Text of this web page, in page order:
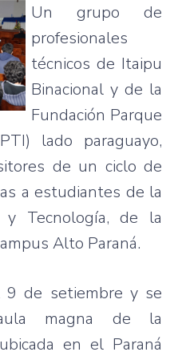
Un grupo de
profesionales
técnicos de Itaipu
Binacional y de la
Fundación Parque
) lado paraguayo,
de un ciclo de
a estudiantes de la
y Tecnología, de la
Alto Paraná.
9 de setiembre y se
magna de la
ubicada en el Paraná